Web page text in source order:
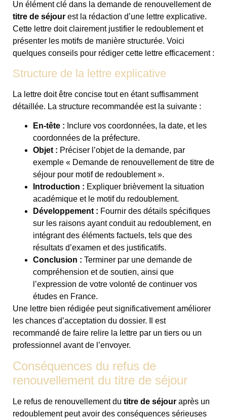
Un élément clé dans la demande de renouvellement de
titre de séjour est la rédaction d’une lettre explicative.
Cette lettre doit clairement justifier le redoublement et
présenter les motifs de manière structurée. Voici
quelques conseils pour rédiger cette lettre efficacement :
Structure de la lettre explicative
La lettre doit être concise tout en étant suffisamment
détaillée. La structure recommandée est la suivante :
En-tête : Inclure vos coordonnées, la date, et les
coordonnées de la préfecture.
Objet : Préciser l’objet de la demande, par
exemple « Demande de renouvellement de titre de
séjour pour motif de redoublement ».
Introduction : Expliquer brièvement la situation
académique et le motif du redoublement.
Développement : Fournir des détails spécifiques
sur les raisons ayant conduit au redoublement, en
intégrant des éléments factuels, tels que des
résultats d’examen et des justificatifs.
Conclusion : Terminer par une demande de
compréhension et de soutien, ainsi que
l’expression de votre volonté de continuer vos
études en France.
Une lettre bien rédigée peut significativement améliorer
les chances d’acceptation du dossier. Il est
recommandé de faire relire la lettre par un tiers ou un
professionnel avant de l’envoyer.
Conséquences du refus de
renouvellement du titre de séjour
Le refus de renouvellement du titre de séjour après un
redoublement peut avoir des conséquences sérieuses